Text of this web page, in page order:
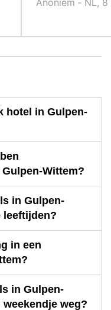
Anoniem ‐ NL,
hotel in Gulpen-
Wittem?
in Gulpen-
leeftijden?
in een
in Gulpen-
weg?